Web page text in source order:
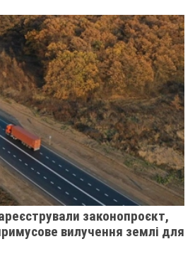
законопроєкт,
вилучення землі для